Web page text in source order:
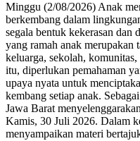
Minggu (2/08/2026) Anak
berkembang dalam
segala bentuk kekerasan
yang ramah anak merupakan
keluarga, sekolah,
itu, diperlukan pemahaman
upaya nyata untuk
kembang setiap anak.
Jawa Barat
Kamis, 30 Juli 2026. Dalam
menyampaikan materi